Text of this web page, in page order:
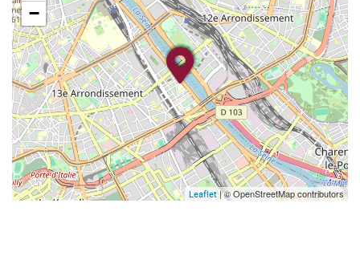
−
Leaflet | © OpenStreetMap contributors